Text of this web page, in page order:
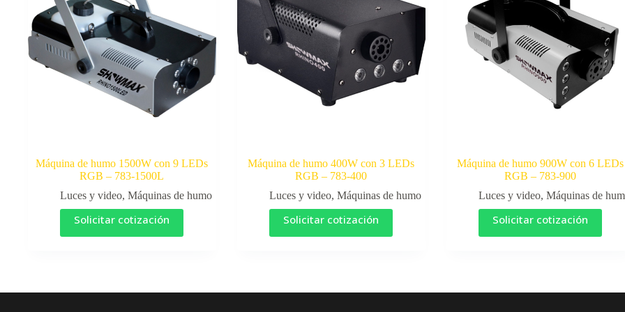
Máquina de humo 1500W con 9 LEDs
RGB – 783-1500L
Luces y video, Máquinas de humo
Solicitar cotización
Máquina de humo 400W con 3 LEDs
RGB – 783-400
Luces y video, Máquinas de humo
Solicitar cotización
Máquina de humo 900W con 6 LEDs
RGB – 783-900
Luces y video, Máquinas de
Solicitar cotización